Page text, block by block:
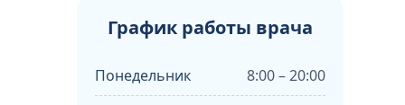
График работы врача
Понедельник 8:00 – 20:00